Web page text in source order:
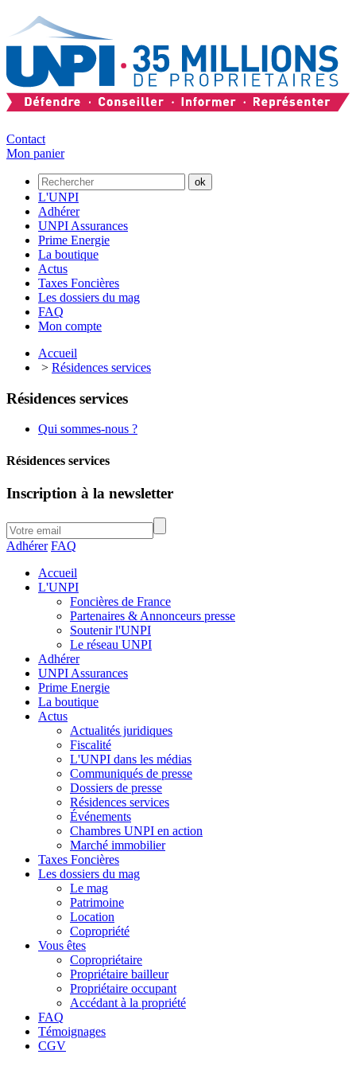
Contact
Mon panier
L'UNPI
Adhérer
UNPI Assurances
Prime Energie
La boutique
Actus
Taxes Foncières
Les dossiers du mag
FAQ
Mon compte
Accueil
> Résidences services
Résidences services
Qui sommes-nous ?
Résidences services
Inscription à la newsletter
Adhérer FAQ
Accueil
L'UNPI
Foncières de France
Partenaires & Annonceurs presse
Soutenir l'UNPI
Le réseau UNPI
Adhérer
UNPI Assurances
Prime Energie
La boutique
Actus
Actualités juridiques
Fiscalité
L'UNPI dans les médias
Communiqués de presse
Dossiers de presse
Résidences services
Événements
Chambres UNPI en action
Marché immobilier
Taxes Foncières
Les dossiers du mag
Le mag
Patrimoine
Location
Copropriété
Vous êtes
Copropriétaire
Propriétaire bailleur
Propriétaire occupant
Accédant à la propriété
FAQ
Témoignages
CGV